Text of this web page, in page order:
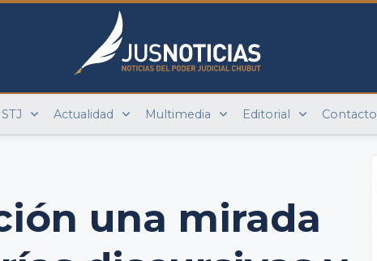
STJ Actualidad Multimedia Editorial Contacto
una mirada